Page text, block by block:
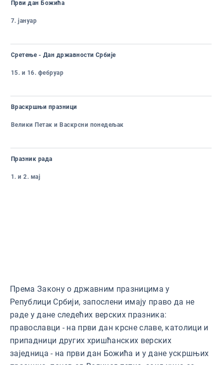
Први дан Божића
7. јануар
Сретење - Дан државности Србије
15. и 16. фебруар
Враскршњи празници
Велики Петак и Васкрсни понедељак
Празник рада
1. и 2. мај
Према Закону о државним празницима у
Републици Србији, запослени имају право да не
раде у дане следећих верских празника:
православци - на први дан крсне славе, католици и
припадници других хришћанских верских
заједница - на први дан Божића и у дане ускршњих